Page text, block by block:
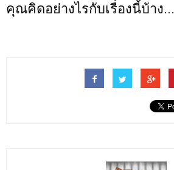
คุณคิดอย่างไรกับเรื่องนี้บ้าง...